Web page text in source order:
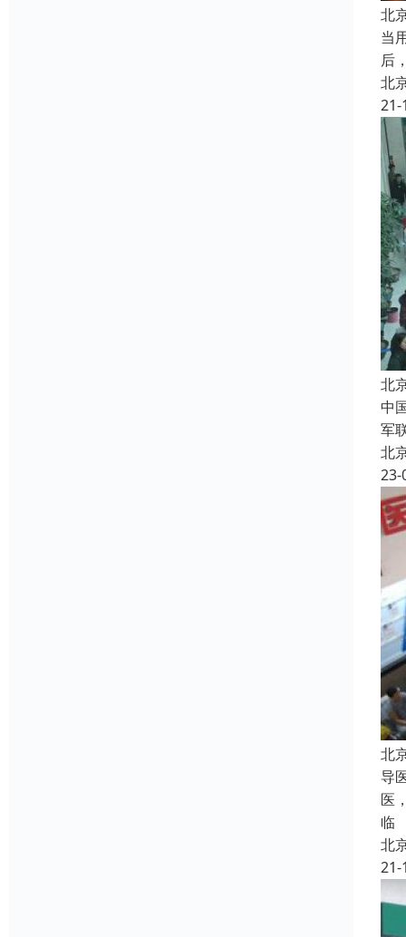
北
当
后
北
21-
北
中
军
北
23-
北
导
医
临
北
21-